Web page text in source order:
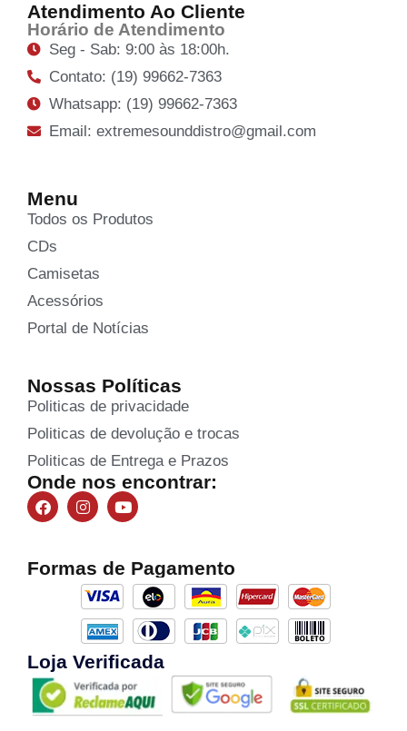
Atendimento Ao Cliente
Horário de Atendimento
Seg - Sab: 9:00 às 18:00h.
Contato: (19) 99662-7363
Whatsapp: (19) 99662-7363
Email: extremesounddistro@gmail.com
Menu
Todos os Produtos
CDs
Camisetas
Acessórios
Portal de Notícias
Nossas Políticas
Politicas de privacidade
Politicas de devolução e trocas
Politicas de Entrega e Prazos
Onde nos encontrar:
Formas de Pagamento
Loja Verificada